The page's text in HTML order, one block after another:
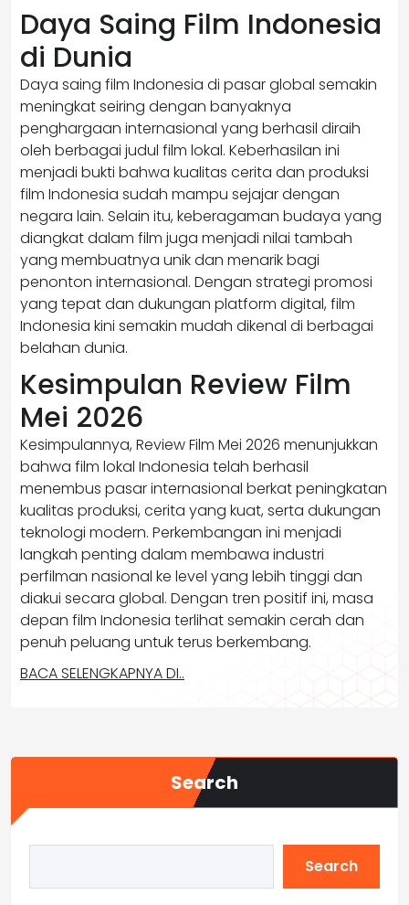
Daya Saing Film Indonesia
di Dunia
Daya saing film Indonesia di pasar global semakin
meningkat seiring dengan banyaknya
penghargaan internasional yang berhasil diraih
oleh berbagai judul film lokal. Keberhasilan ini
menjadi bukti bahwa kualitas cerita dan produksi
film Indonesia sudah mampu sejajar dengan
negara lain. Selain itu, keberagaman budaya yang
diangkat dalam film juga menjadi nilai tambah
yang membuatnya unik dan menarik bagi
penonton internasional. Dengan strategi promosi
yang tepat dan dukungan platform digital, film
Indonesia kini semakin mudah dikenal di berbagai
belahan dunia.
Kesimpulan Review Film
Mei 2026
Kesimpulannya, Review Film Mei 2026 menunjukkan
bahwa film lokal Indonesia telah berhasil
menembus pasar internasional berkat peningkatan
kualitas produksi, cerita yang kuat, serta dukungan
teknologi modern. Perkembangan ini menjadi
langkah penting dalam membawa industri
perfilman nasional ke level yang lebih tinggi dan
diakui secara global. Dengan tren positif ini, masa
depan film Indonesia terlihat semakin cerah dan
penuh peluang untuk terus berkembang.
BACA SELENGKAPNYA DI..
Search
Search